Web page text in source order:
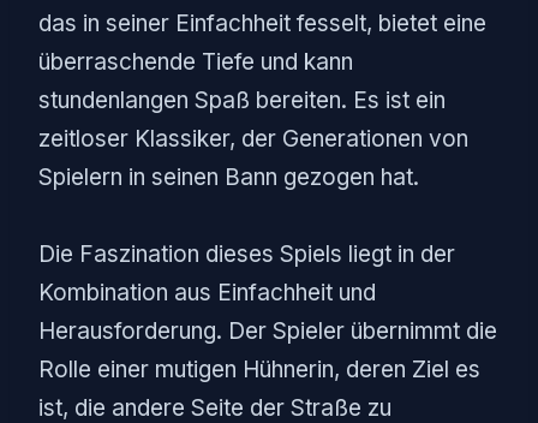
das in seiner Einfachheit fesselt, bietet eine
überraschende Tiefe und kann
stundenlangen Spaß bereiten. Es ist ein
zeitloser Klassiker, der Generationen von
Spielern in seinen Bann gezogen hat.
Die Faszination dieses Spiels liegt in der
Kombination aus Einfachheit und
Herausforderung. Der Spieler übernimmt die
Rolle einer mutigen Hühnerin, deren Ziel es
ist, die andere Seite der Straße zu